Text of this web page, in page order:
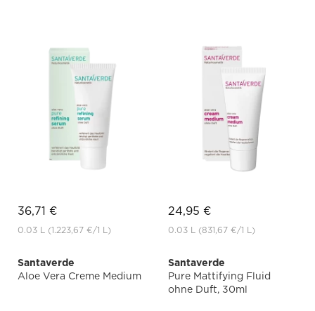
36,71 €
0.03 L (1.223,67 €/1 L)
24,95 €
0.03 L (831,67 €/1 L)
Santaverde
Aloe Vera Creme Medium
Santaverde
Pure Mattifying Fluid
ohne Duft, 30ml